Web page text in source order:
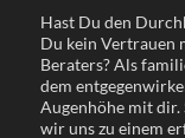
Hast Du den
Du kein Vertrauen
Beraters? Als
dem
Augenhöhe mit dir.
wir uns zu einem